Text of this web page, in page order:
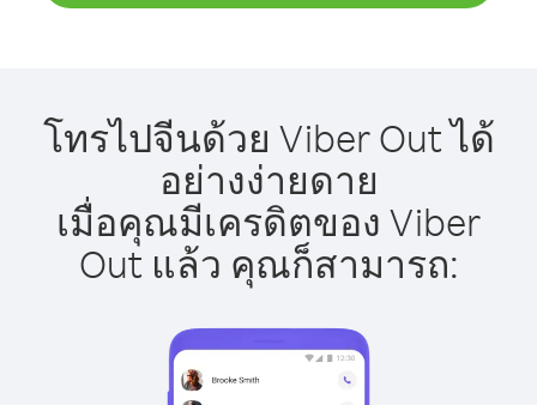
โทรไปจีนด้วย Viber Out ได้
อย่างง่ายดาย
เมื่อคุณมีเครดิตของ Viber
Out แล้ว คุณก็สามารถ: